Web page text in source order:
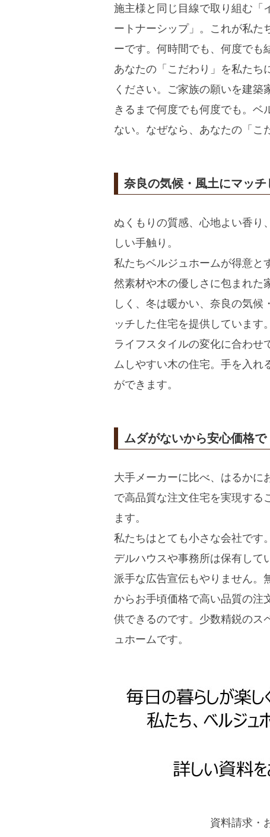
施主様と同じ目線で取り組む「
ートナーシップ」。これが私た
ーです。何時間でも、何度でも
あなたの「こだわり」を私たち
ください。ご家族の願いを建
きるまで何度でも何度でも。ベ
ない。なぜなら、あなたの「こ
奈良の気候・風土にマッ
ぬくもりの質感、心地よい香り
しい手触り。
私たちベルジュホームが得意と
然素材や木の優しさに包まれた
しく、冬は暖かい、奈良の気候
ッチした住宅を提供しています
ライフスタイルの変化に合わせ
ムしやすい木の住宅。手を入れ
ができます。
ムダがないから安心価格
大手メーカーに比べ、はるかに
で高品質な注文住宅を実現する
ます。
私たちはとても小さな会社です
デルハウスや事務所は保有して
派手な広告宣伝もやりません。
からお手頃価格で高い品質の注
供できるのです。少数精鋭のス
ュホームです。
資料請求・